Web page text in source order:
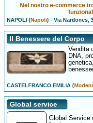
Nel nostro e-commerce
NAPOLI (Napoli) -Via Nardones,
Il Benessere del Corpo
Vendita
DNA,
CASTELFRANCO EMILIA (
Global service
Global Service